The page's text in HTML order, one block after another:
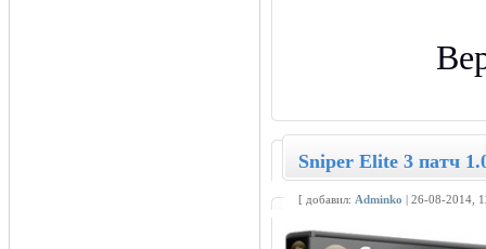
Sniper Elite 3 патч
[ добавил: Adminko | 26-08-2014,